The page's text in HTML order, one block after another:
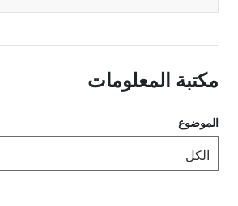
مكتبة المعلومات
الموضوع